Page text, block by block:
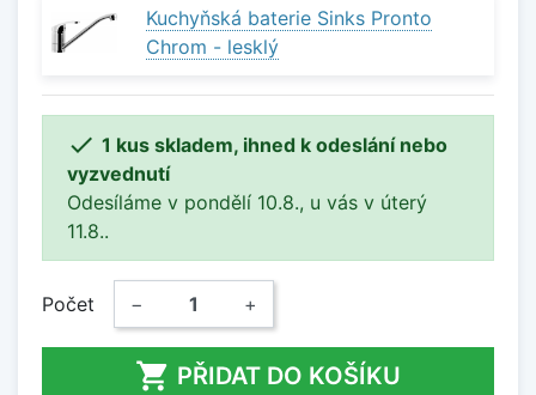
Kuchyňská baterie Sinks Pronto
Chrom - lesklý
 1 kus skladem, ihned k odeslání nebo
vyzvednutí
Odesíláme v pondělí 10.8., u vás v úterý
11.8..
Počet − +
 PŘIDAT DO KOŠÍKU